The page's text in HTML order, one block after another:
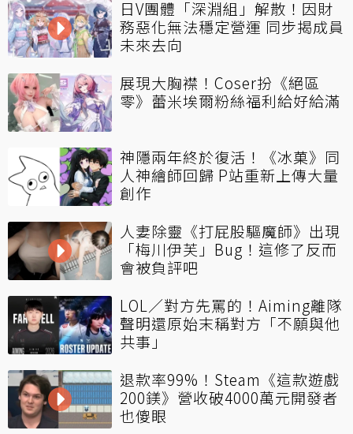
日V團體「深淵組」解散！因財
務惡化無法穩定營運 同步揭成員
未來去向
展現大胸襟！Coser扮《絕區
零》蕾米埃爾粉絲福利給好給滿
神隱兩年終於復活！《冰菓》同
人神繪師回歸 P站重新上傳大量
創作
人妻除靈《打屁股驅魔師》出現
「梅川伊芙」Bug！這修了反而
會被負評吧
LOL／對方先罵的！Aiming離隊
聲明還原始末稱對方「不願與他
共事」
退款率99%！Steam《這款遊戲
200鎂》營收破4000萬元開發者
也傻眼